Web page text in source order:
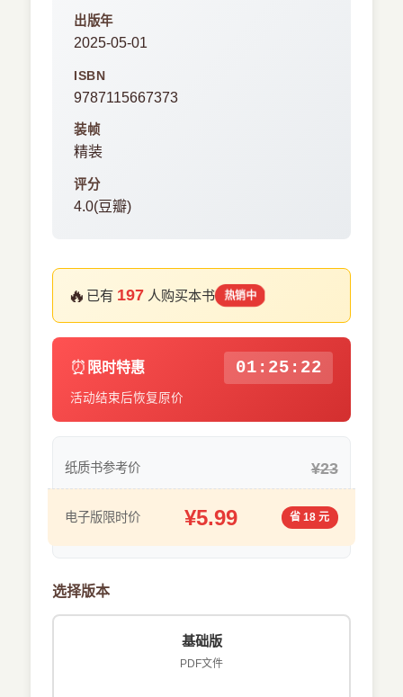
出版年
2025-05-01
ISBN
9787115667373
装帧
精装
评分
4.0(豆瓣)
🔥 已有 197 人购买本书 热销中
⏰ 限时特惠 01:25:22
活动结束后恢复原价
纸质书参考价 ¥23
电子版限时价 ¥5.99 省 18 元
选择版本
基础版
PDF文件